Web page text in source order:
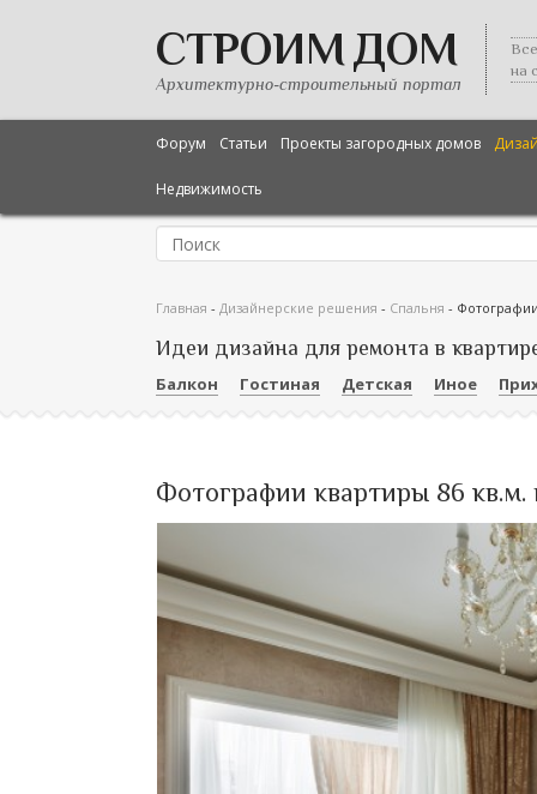
СТРОИМ ДОМ
Архитектурно-строительный портал
на
Форум Статьи Проекты загородных домов
Недвижимость
Главная - Дизайнерские решения - Спальня -
Идеи дизайна для ремонта в
Балкон Гостиная Детская Иное
Фотографии квартиры 86 кв.м.